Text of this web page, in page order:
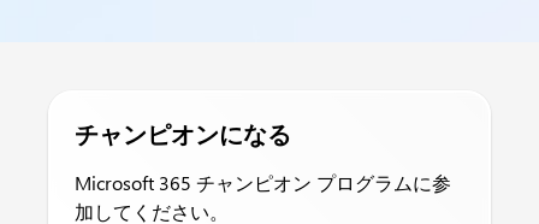
チャンピオンになる
Microsoft 365 チャンピオン プログラムに参
加してください。